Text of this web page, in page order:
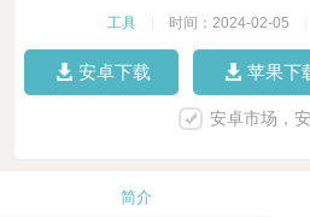
工具 时间：2024-02-05
安卓下载 苹果下
安卓市场，
简介